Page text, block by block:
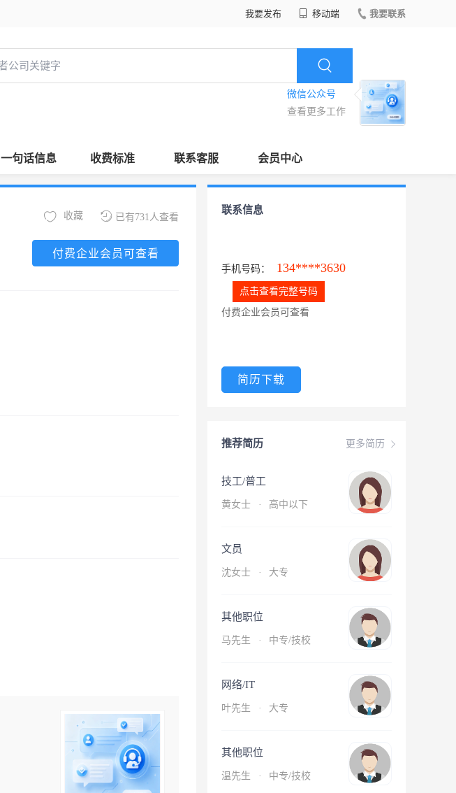
我要发布 移动端 我要联系
微信公众号
查看更多工作
一句话信息 收费标准 联系客服 会员中心
已有731人查看
收藏
付费企业会员可查看
联系信息
手机号码： 134****3630
点击查看完整号码
付费企业会员可查看
简历下载
更多简历
推荐简历
技工/普工
黄女士 · 高中以下
文员
沈女士 · 大专
其他职位
马先生 · 中专/技校
网络/IT
叶先生 · 大专
其他职位
温先生 · 中专/技校